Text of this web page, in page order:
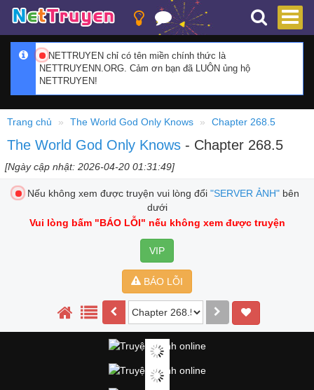
NETTRUYEN chỉ có tên miền chính thức là
NETTRUYENN.ORG. Cảm ơn bạn đã LUÔN ủng hộ
NETTRUYEN!
Trang chủ The World God Only Knows Chapter 268.5
The World God Only Knows - Chapter 268.5
[Ngày cập nhật: 2026-04-20 01:31:49]
Nếu không xem được truyện vui lòng đổi "SERVER ẢNH"bên
dưới
Vui lòng bấm "BÁO LỖI" nếu không xem được truyện
VIP
BÁO LỖI